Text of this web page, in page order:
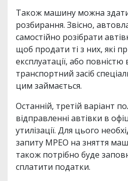
Також машину можна
розбирання. Звісно,
самостійно розібрати
щоб продати ті з них, які
експлуатації, або повністю
транспортний засіб
цим займається.
Останній, третій варіант
відправленні автівки в
утилізації. Для цього
запиту МРЕО на зняття
також потрібно буде
сплатити податки.